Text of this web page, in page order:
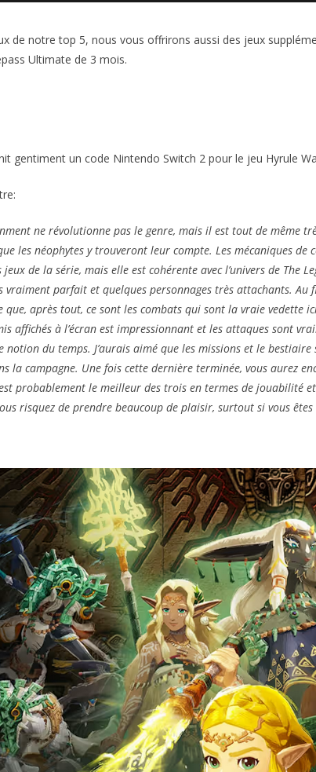
de notre top 5, nous vous offrirons aussi des jeux
Ultimate de 3 mois.
gentiment un code Nintendo Switch 2 pour le jeu Hyrule
ne révolutionne pas le genre, mais il est tout de même
les néophytes y trouveront leur compte. Les mécaniques
de la série, mais elle est cohérente avec l’univers de The
vraiment parfait et quelques personnages très attachants.
après tout, ce sont les combats qui sont la vraie vedette
affichés à l’écran est impressionnant et les attaques sont
du temps. J’aurais aimé que les missions et le
la campagne. Une fois cette dernière terminée, vous aurez
probablement le meilleur des trois en termes de jouabilité
risquez de prendre beaucoup de plaisir, surtout si vous